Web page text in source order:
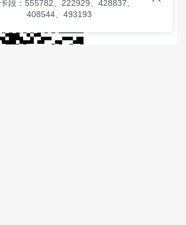
段：555782、222929、428837、
408544、493193